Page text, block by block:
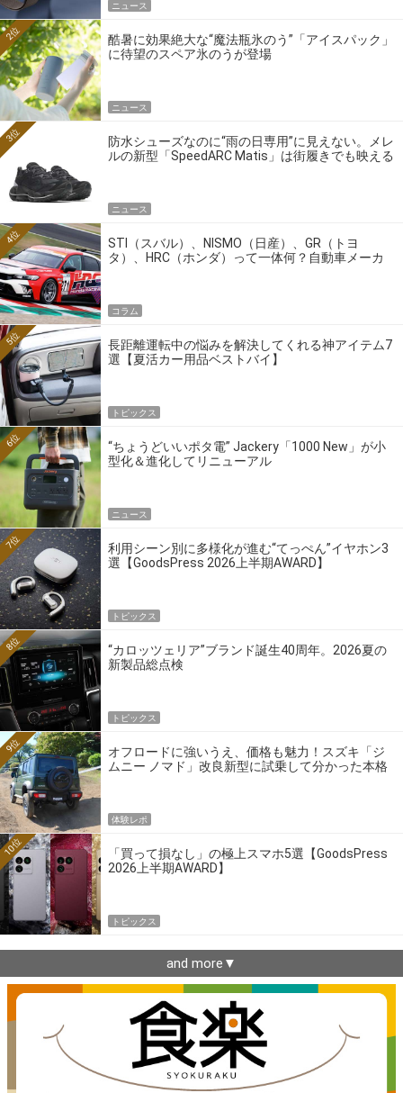
ニュース
酷暑に効果絶大な“魔法瓶氷のう”「アイスパック」
に待望のスペア氷のうが登場
2位
ニュース
防水シューズなのに“雨の日専用”に見えない。メレ
ルの新型「SpeedARC Matis」は街履きでも映える
3位
ニュース
STI（スバル）、NISMO（日産）、GR（トヨ
タ）、HRC（ホンダ）って一体何？自動車メーカ
4位
コラム
長距離運転中の悩みを解決してくれる神アイテム7
選【夏活カー用品ベストバイ】
5位
トピックス
“ちょうどいいポタ電” Jackery「1000 New」が小
型化＆進化してリニューアル
6位
ニュース
利用シーン別に多様化が進む“てっぺん”イヤホン3
選【GoodsPress 2026上半期AWARD】
7位
トピックス
“カロッツェリア”ブランド誕生40周年。2026夏の
新製品総点検
8位
トピックス
オフロードに強いうえ、価格も魅力！スズキ「ジ
ムニー ノマド」改良新型に試乗して分かった本格
9位
体験レポ
「買って損なし」の極上スマホ5選【GoodsPress
2026上半期AWARD】
10位
トピックス
and more▼